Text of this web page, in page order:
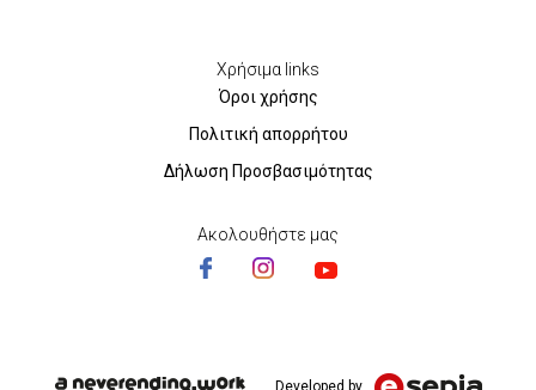
Χρήσιμα links
Όροι χρήσης
Πολιτική απορρήτου
Δήλωση Προσβασιμότητας
Ακολουθήστε μας